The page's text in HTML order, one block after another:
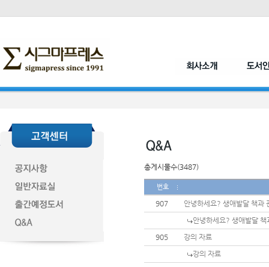
총게시물수(3487)
번호
907
안녕하세요? 생애발달 책과
안녕하세요? 생애발달
905
강의 자료
강의 자료